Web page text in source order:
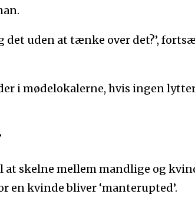
det uden at tænke over det?’,
i mødelokalerne, hvis ingen
at skelne mellem mandlige og
kvinde bliver ‘manterupted’.